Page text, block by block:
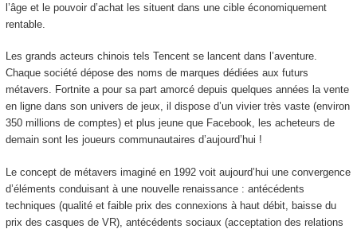
l’âge et le pouvoir d’achat les situent dans une cible économiquement
rentable.
Les grands acteurs chinois tels Tencent se lancent dans l’aventure.
Chaque société dépose des noms de marques dédiées aux futurs
métavers. Fortnite a pour sa part amorcé depuis quelques années la vente
en ligne dans son univers de jeux, il dispose d’un vivier très vaste (environ
350 millions de comptes) et plus jeune que Facebook, les acheteurs de
demain sont les joueurs communautaires d’aujourd’hui !
Le concept de métavers imaginé en 1992 voit aujourd’hui une convergence
d’éléments conduisant à une nouvelle renaissance : antécédents
techniques (qualité et faible prix des connexions à haut débit, baisse du
prix des casques de VR), antécédents sociaux (acceptation des relations